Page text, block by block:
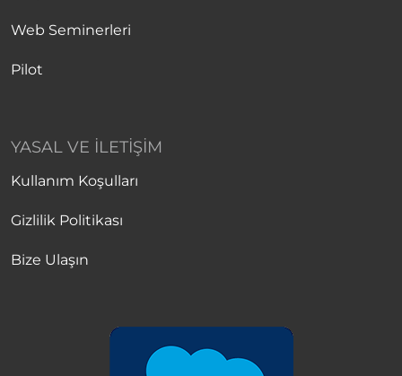
Web Seminerleri
Pilot
YASAL VE İLETIŞIM
Kullanım Koşulları
Gizlilik Politikası
Bize Ulaşın